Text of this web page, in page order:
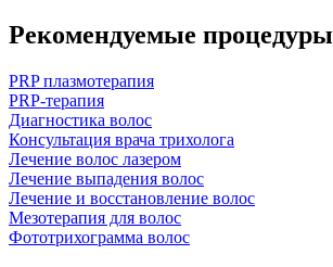
Рекомендуемые процедуры
PRP плазмотерапия
PRP-терапия
Диагностика волос
Консультация врача трихолога
Лечение волос лазером
Лечение выпадения волос
Лечение и восстановление волос
Мезотерапия для волос
Фототрихограмма волос